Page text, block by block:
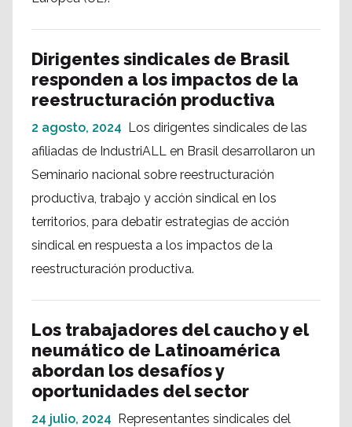
Dirigentes sindicales de Brasil
responden a los impactos de la
reestructuración productiva
2 agosto, 2024 Los dirigentes sindicales de las
afiliadas de IndustriALL en Brasil desarrollaron un
Seminario nacional sobre reestructuración
productiva, trabajo y acción sindical en los
territorios, para debatir estrategias de acción
sindical en respuesta a los impactos de la
reestructuración productiva.
Los trabajadores del caucho y el
neumático de Latinoamérica
abordan los desafíos y
oportunidades del sector
24 julio, 2024 Representantes sindicales del